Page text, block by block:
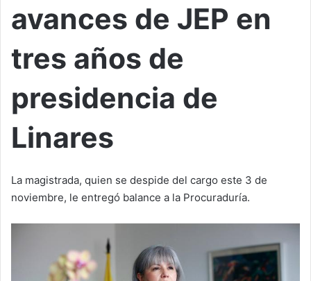
avances de JEP en
tres años de
presidencia de
Linares
La magistrada, quien se despide del cargo este 3 de
noviembre, le entregó balance a la Procuraduría.